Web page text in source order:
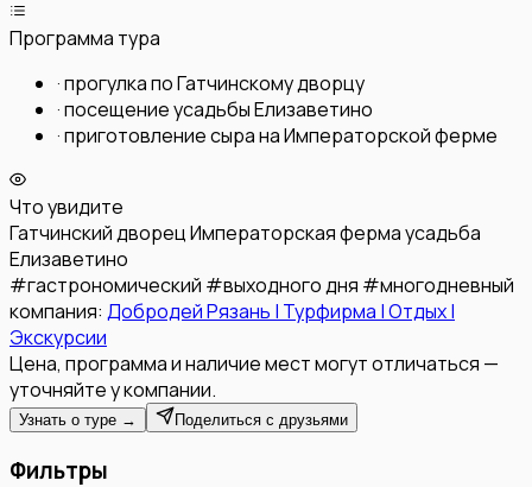
Программа тура
·прогулка по Гатчинскому дворцу
·посещение усадьбы Елизаветино
·приготовление сыра на Императорской ферме
Что увидите
Гатчинский дворецИмператорская фермаусадьба
Елизаветино
#гастрономический #выходного дня #многодневный
компания: Добродей Рязань | Турфирма | Отдых |
Экскурсии
Цена, программа и наличие мест могут отличаться —
уточняйте у компании.
Узнать о туре → Поделиться с друзьями
Фильтры